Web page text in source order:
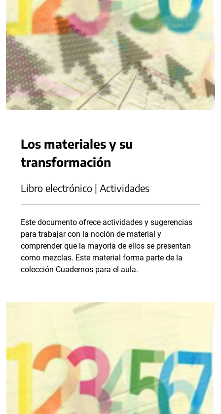
Los materiales y su
transformación
Libro electrónico | Actividades
Este documento ofrece actividades y sugerencias
para trabajar con la noción de material y
comprender que la mayoría de ellos se presentan
como mezclas. Este material forma parte de la
colección Cuadernos para el aula.